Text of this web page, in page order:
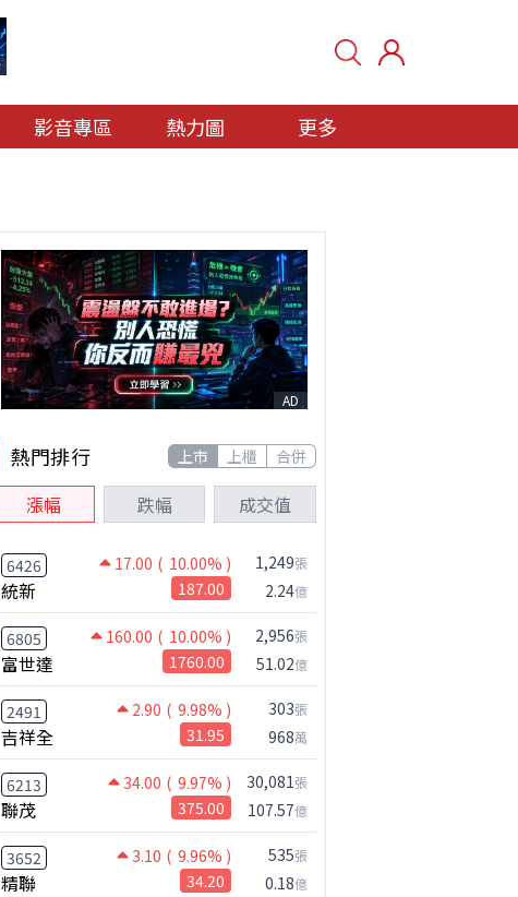
影音專區 熱力圖 更多
AD
熱門排行 上市 上櫃 合併
漲幅 跌幅 成交值
6426 17.00 ( 10.00% )
統新 187.00
1,249張
2.24億
6805 160.00 ( 10.00% )
富世達 1760.00
2,956張
51.02億
2491 2.90 ( 9.98% )
吉祥全 31.95
303張
968萬
6213 34.00 ( 9.97% )
聯茂 375.00
30,081張
107.57億
3652 3.10 ( 9.96% )
精聯 34.20
535張
0.18億